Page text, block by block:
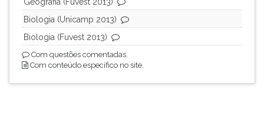
Biologia (Unicamp 2013)
Biologia (Fuvest 2013)
Com questões comentadas.
Com conteúdo específico no site.